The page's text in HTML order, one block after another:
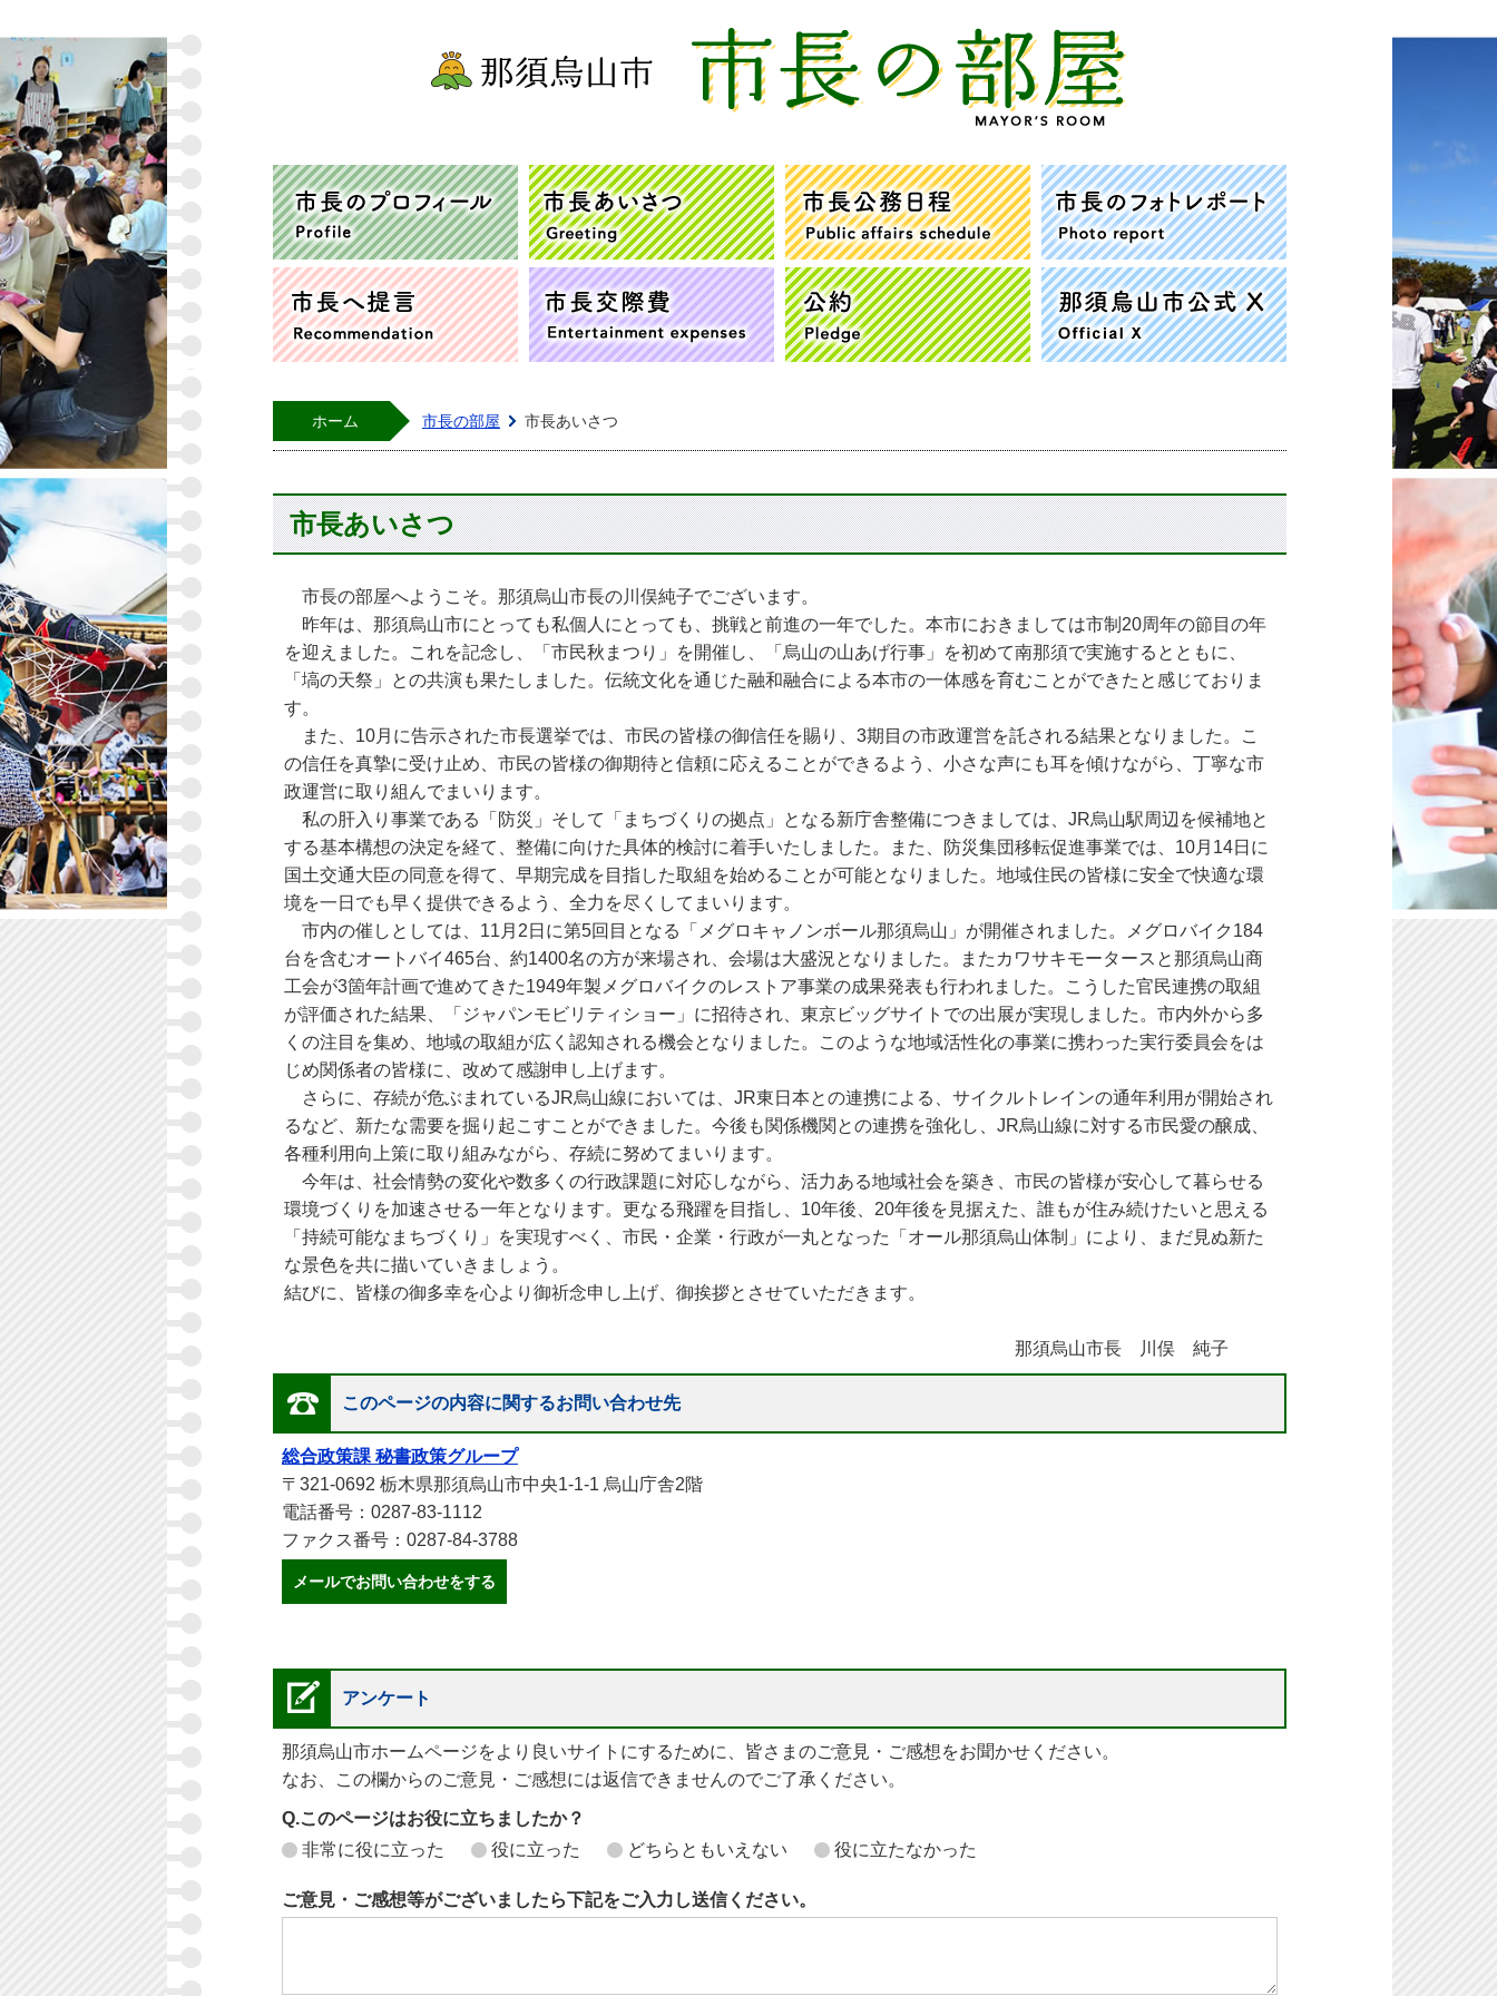
市長のプロフィール 市長あいさつ 市長公務日程
市長へ提言 市長交際費 公約 那須烏山市公式X
ホーム 市長の部屋 市長あいさつ
市長あいさつ
市長の部屋へようこそ。那須烏山市長の川俣純子でございます。
昨年は、那須烏山市にとっても私個人にとっても、挑戦と前進の一年でした。本市におきましては市制20周年の節目の年
を迎えました。これを記念し、「市民秋まつり」を開催し、「烏山の山あげ行事」を初めて南那須で実施するとともに、
「塙の天祭」との共演も果たしました。伝統文化を通じた融和融合による本市の一体感を育むことができたと感じておりま
す。
また、10月に告示された市長選挙では、市民の皆様の御信任を賜り、3期目の市政運営を託される結果となりました。こ
の信任を真摯に受け止め、市民の皆様の御期待と信頼に応えることができるよう、小さな声にも耳を傾けながら、丁寧な市
政運営に取り組んでまいります。
私の肝入り事業である「防災」そして「まちづくりの拠点」となる新庁舎整備につきましては、JR烏山駅周辺を候補地と
する基本構想の決定を経て、整備に向けた具体的検討に着手いたしました。また、防災集団移転促進事業では、10月14日に
国土交通大臣の同意を得て、早期完成を目指した取組を始めることが可能となりました。地域住民の皆様に安全で快適な環
境を一日でも早く提供できるよう、全力を尽くしてまいります。
市内の催しとしては、11月2日に第5回目となる「メグロキャノンボール那須烏山」が開催されました。メグロバイク184
台を含むオートバイ465台、約1400名の方が来場され、会場は大盛況となりました。またカワサキモータースと那須烏山商
工会が3箇年計画で進めてきた1949年製メグロバイクのレストア事業の成果発表も行われました。こうした官民連携の取組
が評価された結果、「ジャパンモビリティショー」に招待され、東京ビッグサイトでの出展が実現しました。市内外から多
くの注目を集め、地域の取組が広く認知される機会となりました。このような地域活性化の事業に携わった実行委員会をは
じめ関係者の皆様に、改めて感謝申し上げます。
さらに、存続が危ぶまれているJR烏山線においては、JR東日本との連携による、サイクルトレインの通年利用が開始され
るなど、新たな需要を掘り起こすことができました。今後も関係機関との連携を強化し、JR烏山線に対する市民愛の醸成、
各種利用向上策に取り組みながら、存続に努めてまいります。
今年は、社会情勢の変化や数多くの行政課題に対応しながら、活力ある地域社会を築き、市民の皆様が安心して暮らせる
環境づくりを加速させる一年となります。更なる飛躍を目指し、10年後、20年後を見据えた、誰もが住み続けたいと思える
「持続可能なまちづくり」を実現すべく、市民・企業・行政が一丸となった「オール那須烏山体制」により、まだ見ぬ新た
な景色を共に描いていきましょう。
結びに、皆様の御多幸を心より御祈念申し上げ、御挨拶とさせていただきます。
那須烏山市長 川俣 純子
このページの内容に関するお問い合わせ先
総合政策課 秘書政策グループ
〒321-0692 栃木県那須烏山市中央1-1-1 烏山庁舎2階
電話番号：0287-83-1112
ファクス番号：0287-84-3788
メールでお問い合わせをする
アンケート
那須烏山市ホームページをより良いサイトにするために、皆さまのご意見・ご感想をお聞かせください。
なお、この欄からのご意見・ご感想には返信できませんのでご了承ください。
Q.このページはお役に立ちましたか？
非常に役に立った
役に立った どちらともいえない 役に立たなかった
ご意見・ご感想等がございましたら下記をご入力し送信ください。